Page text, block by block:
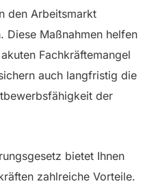
den Arbeitsmarkt
Diese Maßnahmen helfen
Fachkräftemangel
auch langfristig die
der
bietet Ihnen
zahlreiche Vorteile.